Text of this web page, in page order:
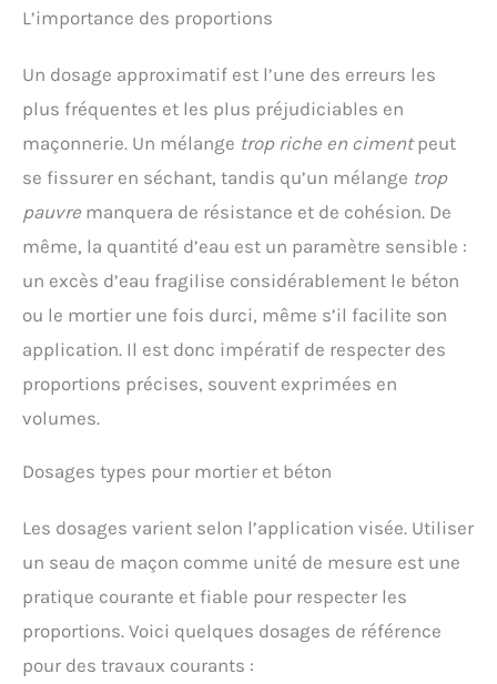
L’importance des proportions
Un dosage approximatif est l’une des erreurs les
plus fréquentes et les plus préjudiciables en
maçonnerie. Un mélange trop riche en cimentpeut
se fissurer en séchant, tandis qu’un mélange trop
pauvre manquera de résistance et de cohésion. De
même, la quantité d’eau est un paramètre sensible :
un excès d’eau fragilise considérablement le béton
ou le mortier une fois durci, même s’il facilite son
application. Il est donc impératif de respecter des
proportions précises, souvent exprimées en
volumes.
Dosages types pour mortier et béton
Les dosages varient selon l’application visée. Utiliser
un seau de maçon comme unité de mesure est une
pratique courante et fiable pour respecter les
proportions. Voici quelques dosages de référence
pour des travaux courants :